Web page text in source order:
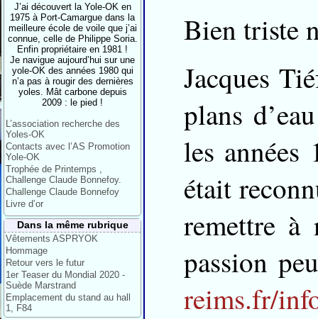
J’ai découvert la Yole-OK en
1975 à Port-Camargue dans la
meilleure école de voile que j’ai
connue, celle de Philippe Soria.
Enfin propriétaire en 1981 !
Je navigue aujourd’hui sur une
yole-OK des années 1980 qui
n’a pas à rougir des dernières
yoles. Mât carbone depuis
2009 : le pied !
L’association recherche des
Yoles-OK
Contacts avec l’AS Promotion
Yole-OK
Trophée de Printemps ,
Challenge Claude Bonnefoy.
Challenge Claude Bonnefoy
Livre d’or
Dans la même rubrique
Vêtements ASPRYOK
Hommage
Retour vers le futur
1er Teaser du Mondial 2020 -
Suède Marstrand
Emplacement du stand au hall
1, F84
Bien triste
Jacques
plans
les
était
remettre à
passion
reims.fr/